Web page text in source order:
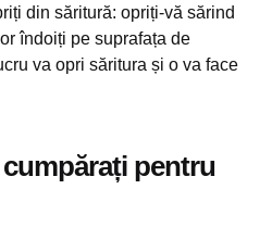
din săritură: opriți-vă sărind
îndoiți pe suprafața de
va opri săritura și o va face
pentru